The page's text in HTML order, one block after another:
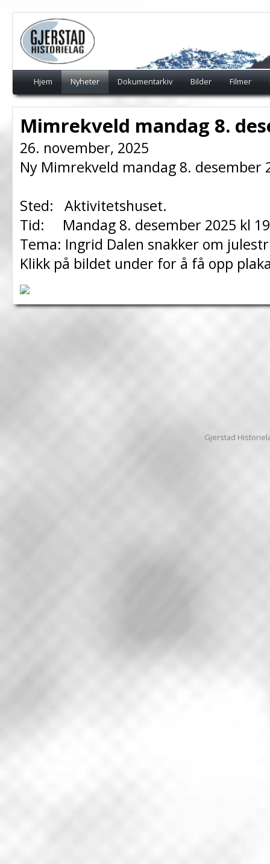
Hjem Nyheter Dokumentarkiv Bilder Filmer
Mimrekveld mandag 8.
26. november, 2025
Ny Mimrekveld mandag 8. desember
Sted: Aktivitetshuset.
Tid: Mandag 8. desember 2025 kl
Tema: Ingrid Dalen snakker om
Klikk på bildet under for å få opp
Gjerstad